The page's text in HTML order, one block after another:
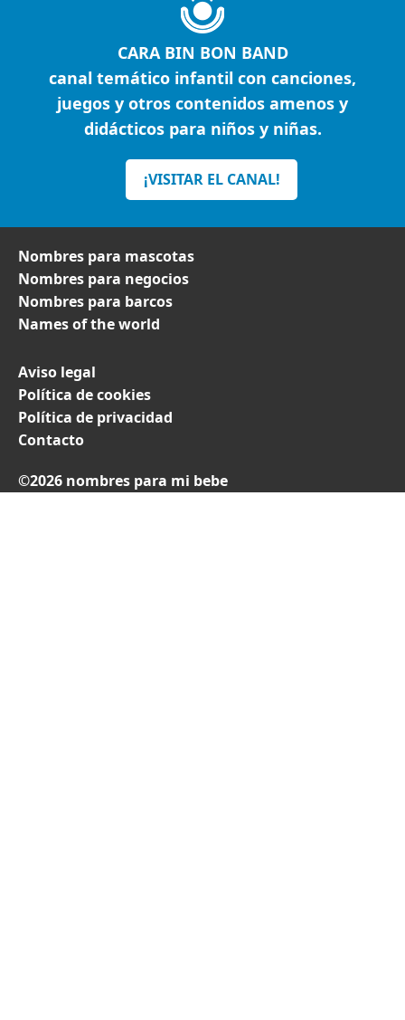
CARA BIN BON BAND
canal temático infantil con canciones,
juegos y otros contenidos amenos y
didácticos para niños y niñas.
¡VISITAR EL CANAL!
Nombres para mascotas
Nombres para negocios
Nombres para barcos
Names of the world
Aviso legal
Política de cookies
Política de privacidad
Contacto
©2026 nombres para mi bebe